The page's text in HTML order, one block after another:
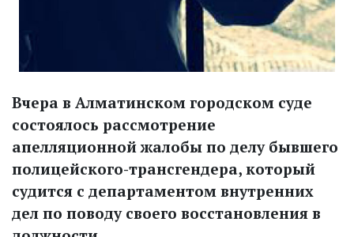
Вчера в Алматинском городском суде
состоялось рассмотрение
апелляционной жалобы по делу бывшего
полицейского-трансгендера, который
судится с департаментом внутренних
дел по поводу своего восстановления в